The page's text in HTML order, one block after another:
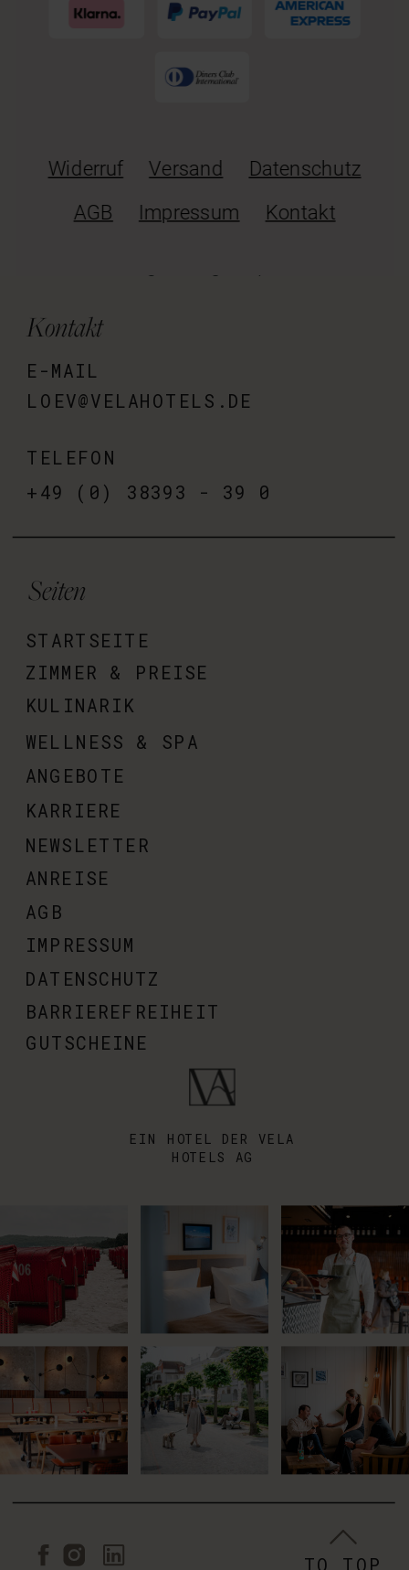
TO TOP
STARTSEITE
Seiten
ZIMMER & PREISE
WELLNESS & SPA
ANGEBOTE
E-MAIL
TELEFON
EIN HOTEL DER VELA
HOTELS AG
LOEV@VELAHOTELS.DE
+49 (0) 38393 - 39 0
KULINARIK
Kontakt
AGB
IMPRESSUM
DATENSCHUTZ
BARRIEREFREIHEIT
KARRIERE
ANREISE
NEWSLETTER
GUTSCHEINE